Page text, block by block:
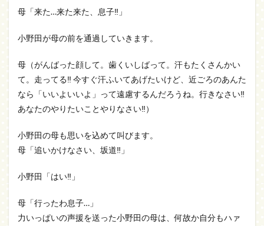
母「来た…来た来た、息子‼」
小野田が母の前を通過していきます。
母（がんばった顔して。歯くいしばって。汗もたくさんかい
て。走ってる‼ 今すぐ汗ふいてあげたいけど、近ごろのあんた
なら「いいよいいよ」って遠慮するんだろうね。行きなさい‼
あなたのやりたいことやりなさい‼）
小野田の母も思いを込めて叫びます。
母「追いかけなさい、坂道‼」
小野田「はい‼」
母「行ったわ息子…」
力いっぱいの声援を送った小野田の母は、何故か自分もハァ